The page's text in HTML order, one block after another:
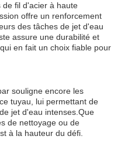
de fil d'acier à haute
offre un renforcement
des tâches de jet d'eau
assure une durabilité et
en fait un choix fiable pour
souligne encore les
tuyau, lui permettant de
jet d'eau intenses.Que
de nettoyage ou de
à la hauteur du défi.